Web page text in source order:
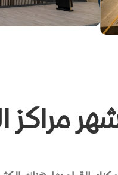
مراكز